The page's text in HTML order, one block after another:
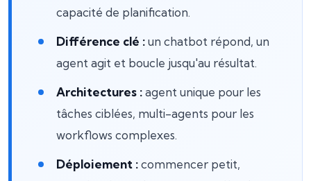
capacité de planification.
Différence clé :un chatbot répond, un
agent agit et boucle jusqu'au résultat.
Architectures :agent unique pour les
tâches ciblées, multi-agents pour les
workflows complexes.
Déploiement :commencer petit,